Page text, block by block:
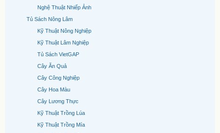
Nghệ Thuật Nhiếp Ảnh
Tủ Sách Nông Lâm
Kỹ Thuật Nông Nghiệp
Kỹ Thuật Lâm Nghiệp
Tủ Sách VietGAP
Cây Ăn Quả
Cây Công Nghiệp
Cây Hoa Màu
Cây Lương Thực
Kỹ Thuật Trồng Lúa
Kỹ Thuật Trồng Mía